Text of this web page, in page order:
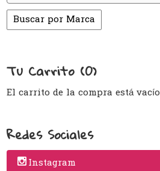
Tu Carrito (0)
El carrito de la compra está vacío
Redes Sociales
Instagram